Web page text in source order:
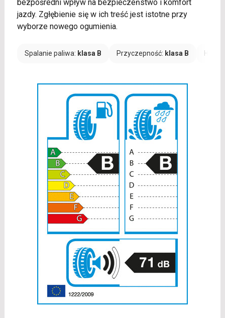
bezpośredni wpływ na bezpieczeństwo i komfort
jazdy. Zgłębienie się w ich treść jest istotne przy
wyborze nowego ogumienia.
Spalanie paliwa: klasa B Przyczepność: klasa B Hałas: